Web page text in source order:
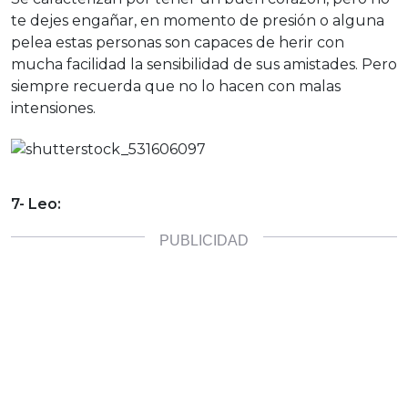
te dejes engañar, en momento de presión o alguna
pelea estas personas son capaces de herir con
mucha facilidad la sensibilidad de sus amistades. Pero
siempre recuerda que no lo hacen con malas
intensiones.
7- Leo: